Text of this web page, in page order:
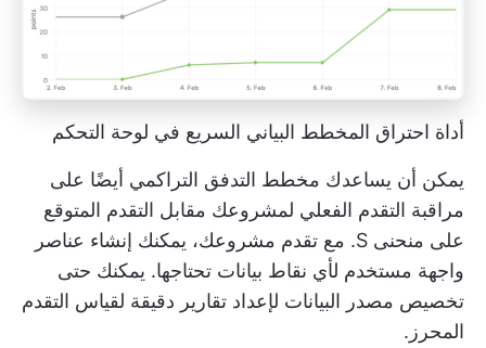
أداة احتراق المخطط البياني السريع في لوحة التحكم
يمكن أن يساعدك مخطط التدفق التراكمي أيضًا على
مراقبة التقدم الفعلي لمشروعك مقابل التقدم المتوقع
على منحنى S. مع تقدم مشروعك، يمكنك إنشاء عناصر
واجهة مستخدم لأي نقاط بيانات تحتاجها. يمكنك حتى
تخصيص مصدر البيانات لإعداد تقارير دقيقة لقياس التقدم
المحرز.